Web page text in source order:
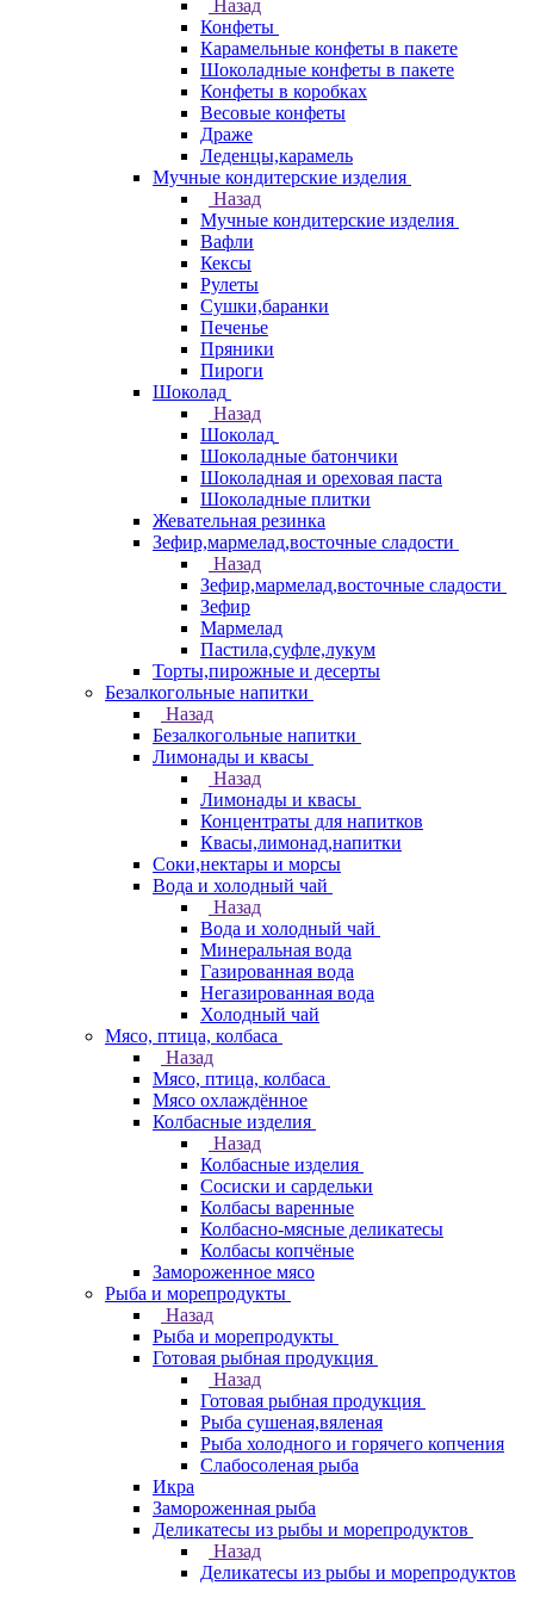
Назад
Конфеты
Карамельные конфеты в пакете
Шоколадные конфеты в пакете
Конфеты в коробках
Весовые конфеты
Драже
Леденцы,карамель
Мучные кондитерские изделия
Назад
Мучные кондитерские изделия
Вафли
Кексы
Рулеты
Сушки,баранки
Печенье
Пряники
Пироги
Шоколад
Назад
Шоколад
Шоколадные батончики
Шоколадная и ореховая паста
Шоколадные плитки
Жевательная резинка
Зефир,мармелад,восточные сладости
Назад
Зефир,мармелад,восточные сладости
Зефир
Мармелад
Пастила,суфле,лукум
Торты,пирожные и десерты
Безалкогольные напитки
Назад
Безалкогольные напитки
Лимонады и квасы
Назад
Лимонады и квасы
Концентраты для напитков
Квасы,лимонад,напитки
Соки,нектары и морсы
Вода и холодный чай
Назад
Вода и холодный чай
Минеральная вода
Газированная вода
Негазированная вода
Холодный чай
Мясо, птица, колбаса
Назад
Мясо, птица, колбаса
Мясо охлаждённое
Колбасные изделия
Назад
Колбасные изделия
Сосиски и сардельки
Колбасы варенные
Колбасно-мясные деликатесы
Колбасы копчёные
Замороженное мясо
Рыба и морепродукты
Назад
Рыба и морепродукты
Готовая рыбная продукция
Назад
Готовая рыбная продукция
Рыба сушеная,вяленая
Рыба холодного и горячего копчения
Слабосоленая рыба
Икра
Замороженная рыба
Деликатесы из рыбы и морепродуктов
Назад
Деликатесы из рыбы и морепродуктов